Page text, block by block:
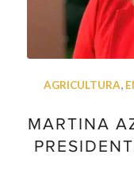
AGRICULTURA,
MARTINA